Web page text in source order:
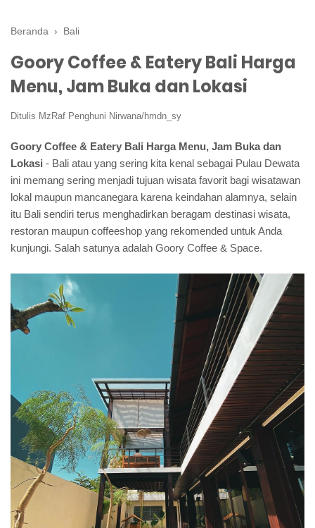
Beranda › Bali
Goory Coffee & Eatery Bali Harga
Menu, Jam Buka dan Lokasi
Ditulis MzRaf Penghuni Nirwana/hmdn_sy
Goory Coffee & Eatery Bali Harga Menu, Jam Buka dan
Lokasi - Bali atau yang sering kita kenal sebagai Pulau Dewata
ini memang sering menjadi tujuan wisata favorit bagi wisatawan
lokal maupun mancanegara karena keindahan alamnya, selain
itu Bali sendiri terus menghadirkan beragam destinasi wisata,
restoran maupun coffeeshop yang rekomended untuk Anda
kunjungi. Salah satunya adalah Goory Coffee & Space.